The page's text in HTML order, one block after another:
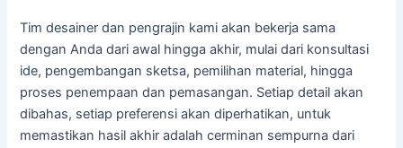
Tim desainer dan pengrajin kami akan bekerja sama
dengan Anda dari awal hingga akhir, mulai dari konsultasi
ide, pengembangan sketsa, pemilihan material, hingga
proses penempaan dan pemasangan. Setiap detail akan
dibahas, setiap preferensi akan diperhatikan, untuk
memastikan hasil akhir adalah cerminan sempurna dari